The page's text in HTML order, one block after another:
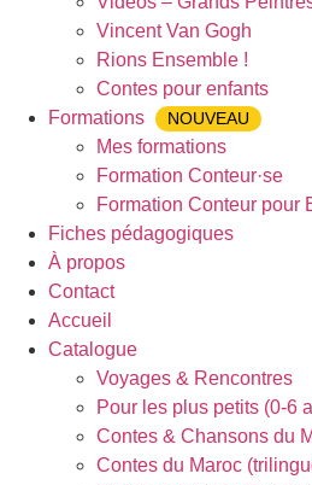
Vincent Van Gogh
Rions Ensemble !
Contes pour enfants
Formations
NOUVEAU
Mes formations
Formation Conteur·se
Formation Conteur pour
Fiches pédagogiques
À propos
Contact
Accueil
Catalogue
Voyages & Rencontres
Pour les plus petits (0-6
Contes & Chansons du
Contes du Maroc